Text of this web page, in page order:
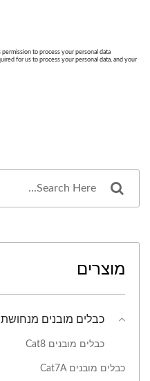
מוצרים
כבלים מובנים מנחושת
כבלים מובנים Cat8
כבלים מובנים Cat7A